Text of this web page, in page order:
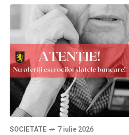
SOCIETATE 7 iulie 2026